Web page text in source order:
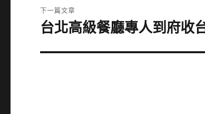
文
章:
下一篇文章
下
篇
台北高級餐廳專人到府收